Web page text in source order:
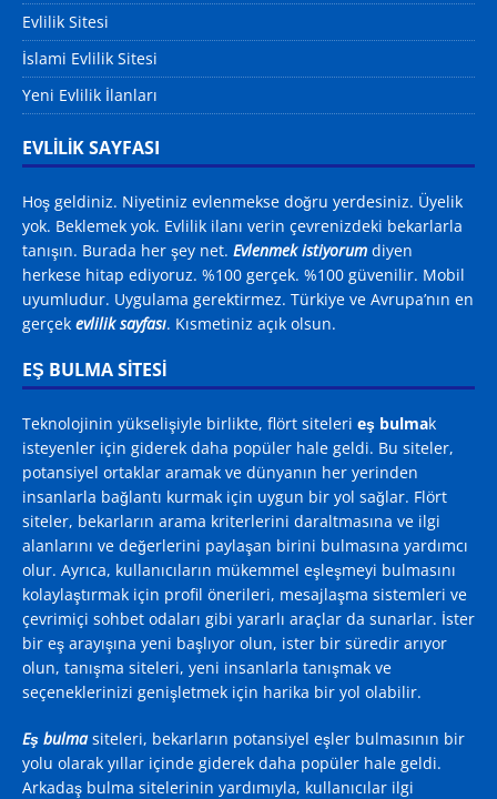
Evlilik Sitesi
İslami Evlilik Sitesi
Yeni Evlilik İlanları
EVLİLİK SAYFASI
Hoş geldiniz. Niyetiniz evlenmekse doğru yerdesiniz. Üyelik
yok. Beklemek yok. Evlilik ilanı verin çevrenizdeki bekarlarla
tanışın. Burada her şey net. Evlenmek istiyorum diyen
herkese hitap ediyoruz. %100 gerçek. %100 güvenilir. Mobil
uyumludur. Uygulama gerektirmez. Türkiye ve Avrupa’nın en
gerçek evlilik sayfası. Kısmetiniz açık olsun.
EŞ BULMA SITESI
Teknolojinin yükselişiyle birlikte, flört siteleri eş bulmak
isteyenler için giderek daha popüler hale geldi. Bu siteler,
potansiyel ortaklar aramak ve dünyanın her yerinden
insanlarla bağlantı kurmak için uygun bir yol sağlar. Flört
siteler, bekarların arama kriterlerini daraltmasına ve ilgi
alanlarını ve değerlerini paylaşan birini bulmasına yardımcı
olur. Ayrıca, kullanıcıların mükemmel eşleşmeyi bulmasını
kolaylaştırmak için profil önerileri, mesajlaşma sistemleri ve
çevrimiçi sohbet odaları gibi yararlı araçlar da sunarlar. İster
bir eş arayışına yeni başlıyor olun, ister bir süredir arıyor
olun, tanışma siteleri, yeni insanlarla tanışmak ve
seçeneklerinizi genişletmek için harika bir yol olabilir.
Eş bulmasiteleri, bekarların potansiyel eşler bulmasının bir
yolu olarak yıllar içinde giderek daha popüler hale geldi.
Arkadaş bulma sitelerinin yardımıyla, kullanıcılar ilgi